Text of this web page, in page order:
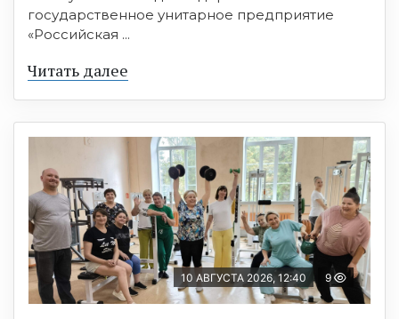
государственное унитарное предприятие
«Российская ...
Читать далее
10 АВГУСТА 2026, 12:40 9